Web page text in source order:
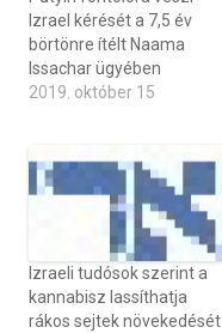
Izrael kérését a 7,5 év
börtönre ítélt Naama
Issachar ügyében
2019. október 15
Izraeli tudósok szerint a
kannabisz lassíthatja
rákos sejtek növekedését